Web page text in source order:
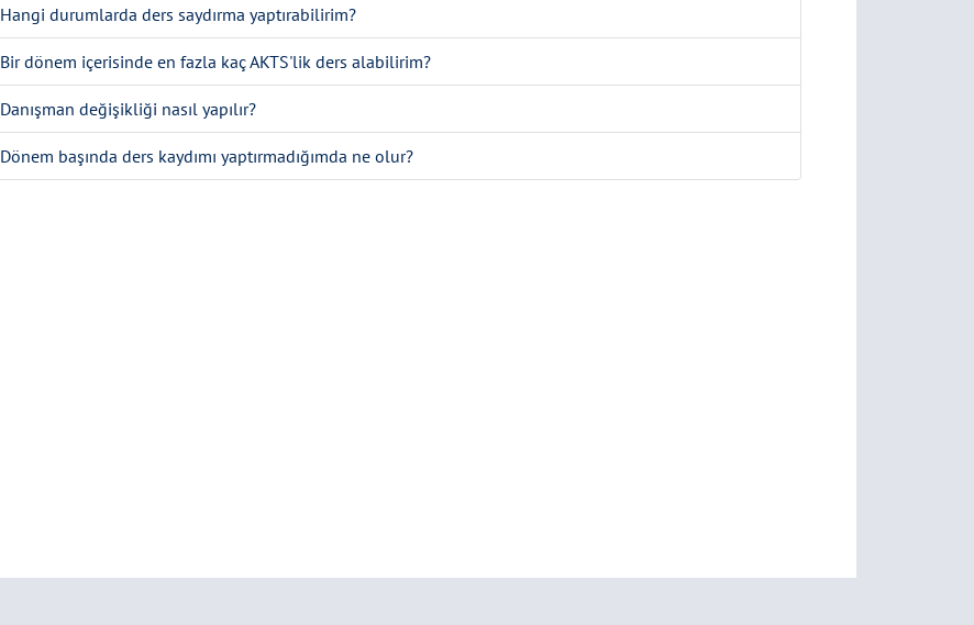
Hangi durumlarda ders saydırma yaptırabilirim?
Bir dönem içerisinde en fazla kaç AKTS'lik ders alabilirim?
Danışman değişikliği nasıl yapılır?
Dönem başında ders kaydımı yaptırmadığımda ne olur?